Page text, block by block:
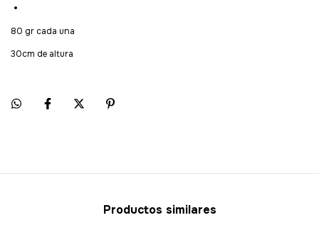
80 gr cada una
30cm de altura
Productos similares